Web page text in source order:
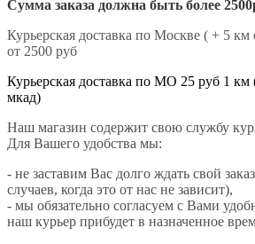
Сумма заказа должна быть более
Курьерская доставка по Москве ( + 5
от 2500 руб
Курьерская доставка по МО 25 руб 1 км
мкад)
Наш магазин содержит свою службу
Для Вашего удобства мы:
- не заставим Вас долго ждать свой
случаев, когда это от нас не зависит),
- мы обязательно согласуем с Вами
наш курьер прибудет в назначенное